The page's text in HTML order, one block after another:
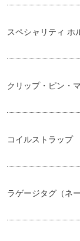
スペシャリティ ホ
クリップ・ピン・
コイルストラップ
ラゲージタグ（ネー